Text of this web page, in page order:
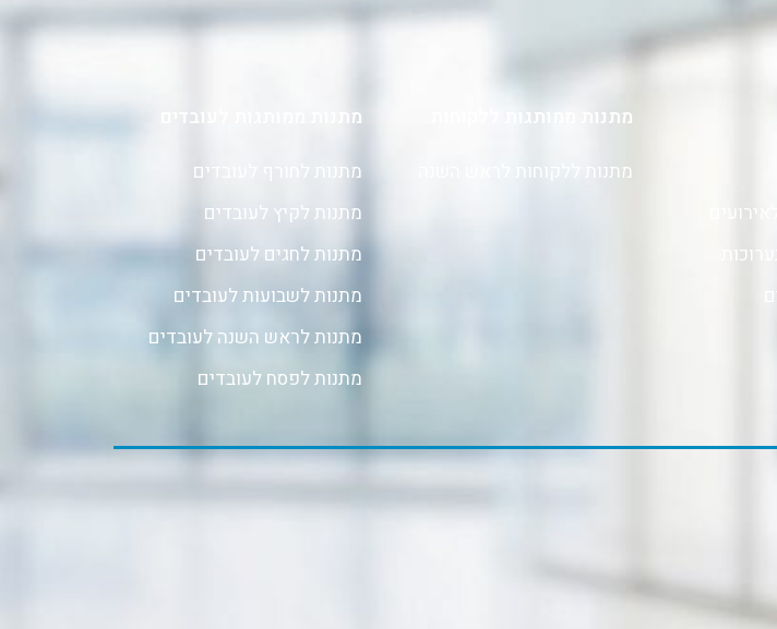
מתנות ממותגות ללקוחות
מתנות ללקוחות לראש השנה
מתנות ממותגות לעובדים
מתנות לחורף לעובדים
מתנות לקיץ לעובדים
מתנות לחגים לעובדים
מתנות לשבועות לעובדים
מתנות לראש השנה לעובדים
מתנות לפסח לעובדים